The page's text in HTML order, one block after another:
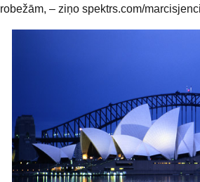
robežām, – ziņo spektrs.com/